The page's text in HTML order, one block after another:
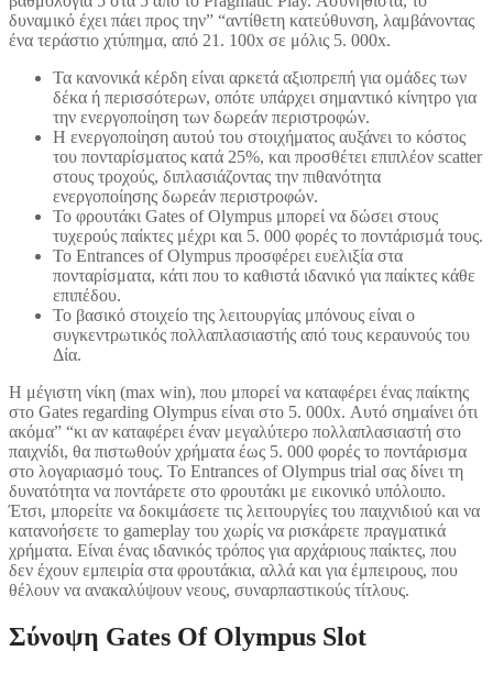
δυναμικό έχει πάει προς την” “αντίθετη κατεύθυνση, λαμβάνοντας
ένα τεράστιο χτύπημα, από 21. 100x σε μόλις 5. 000x.
Τα κανονικά κέρδη είναι αρκετά αξιοπρεπή για ομάδες των
δέκα ή περισσότερων, οπότε υπάρχει σημαντικό κίνητρο για
την ενεργοποίηση των δωρεάν περιστροφών.
Η ενεργοποίηση αυτού του στοιχήματος αυξάνει το κόστος
του πονταρίσματος κατά 25%, και προσθέτει επιπλέον scatter
στους τροχούς, διπλασιάζοντας την πιθανότητα
ενεργοποίησης δωρεάν περιστροφών.
Το φρουτάκι Gates of Olympus μπορεί να δώσει στους
τυχερούς παίκτες μέχρι και 5. 000 φορές το ποντάρισμά τους.
Το Entrances of Olympus προσφέρει ευελιξία στα
πονταρίσματα, κάτι που το καθιστά ιδανικό για παίκτες κάθε
επιπέδου.
Το βασικό στοιχείο της λειτουργίας μπόνους είναι ο
συγκεντρωτικός πολλαπλασιαστής από τους κεραυνούς του
Δία.
Η μέγιστη νίκη (max win), που μπορεί να καταφέρει ένας παίκτης
στο Gates regarding Olympus είναι στο 5. 000x. Αυτό σημαίνει ότι
ακόμα” “κι αν καταφέρει έναν μεγαλύτερο πολλαπλασιαστή στο
παιχνίδι, θα πιστωθούν χρήματα έως 5. 000 φορές το ποντάρισμα
στο λογαριασμό τους. Το Entrances of Olympus trial σας δίνει τη
δυνατότητα να ποντάρετε στο φρουτάκι με εικονικό υπόλοιπο.
Έτσι, μπορείτε να δοκιμάσετε τις λειτουργίες του παιχνιδιού και να
κατανοήσετε το gameplay του χωρίς να ρισκάρετε πραγματικά
χρήματα. Είναι ένας ιδανικός τρόπος για αρχάριους παίκτες, που
δεν έχουν εμπειρία στα φρουτάκια, αλλά και για έμπειρους, που
θέλουν να ανακαλύψουν νεους, συναρπαστικούς τίτλους.
Σύνοψη Gates Of Olympus Slot